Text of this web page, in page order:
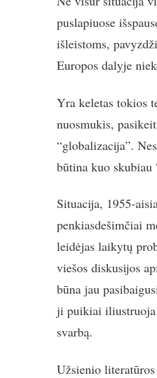
puslapiuose
išleistoms,
Europos dalyje
Yra keletas tokios
nuosmukis,
“globalizacija”.
būtina kuo
Situacija, 1955-
penkiasdešimčiai
leidėjas laikytų
viešos diskusijos
būna jau
ji puikiai iliustruoja
svarbą.
Užsienio